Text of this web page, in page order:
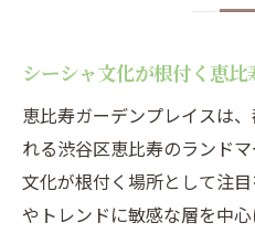
シーシャ文化が根付く恵
恵比寿ガーデンプレイスは
れる渋谷区恵比寿のランド
文化が根付く場所として注
やトレンドに敏感な層を中